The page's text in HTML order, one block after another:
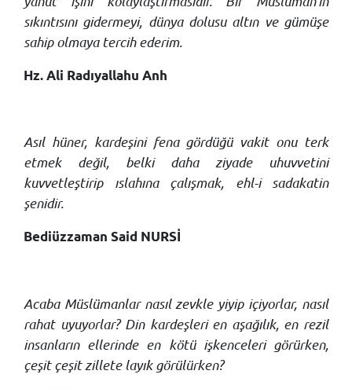
sıkıntısını gidermeyi, dünya dolusu altın ve gümüşe
sahip olmaya tercih ederim.
Hz. Ali Radıyallahu Anh
Asıl hüner, kardeşini fena gördüğü vakit onu terk
etmek değil, belki daha ziyade uhuvvetini
kuvvetleştirip ıslahına çalışmak, ehl-i sadakatin
şenidir.
Bediüzzaman Said NURSİ
Acaba Müslümanlar nasıl zevkle yiyip içiyorlar, nasıl
rahat uyuyorlar? Din kardeşleri en aşağılık, en rezil
insanların ellerinde en kötü işkenceleri görürken,
çeşit çeşit zillete layık görülürken?